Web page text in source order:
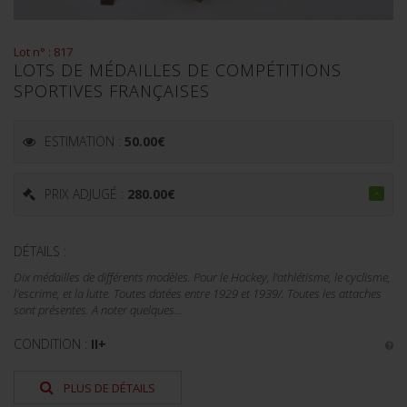
Lot n° : 817
LOTS DE MÉDAILLES DE COMPÉTITIONS
SPORTIVES FRANÇAISES
ESTIMATION : 50.00€
PRIX ADJUGÉ : 280.00€
DÉTAILS :
Dix médailles de différents modèles. Pour le Hockey, l'athlétisme, le cyclisme,
l'escrime, et la lutte. Toutes datées entre 1929 et 1939/. Toutes les attaches
sont présentes. A noter quelques...
CONDITION : II+
PLUS DE DÉTAILS